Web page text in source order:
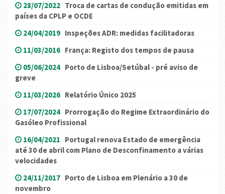
28/07/2022 Troca de cartas de condução emitidas em
países da CPLP e OCDE
24/04/2019 Inspeções ADR: medidas facilitadoras
11/03/2016 França: Registo dos tempos de pausa
05/06/2024 Porto de Lisboa/Setúbal - pré aviso de
greve
11/03/2026 Relatório Único 2025
17/07/2024 Prorrogação do Regime Extraordinário do
Gasóleo Profissional
16/04/2021 Portugal renova Estado de emergência
até 30 de abril com Plano de Desconfinamento a várias
velocidades
24/11/2017 Porto de Lisboa em Plenário a 30 de
novembro